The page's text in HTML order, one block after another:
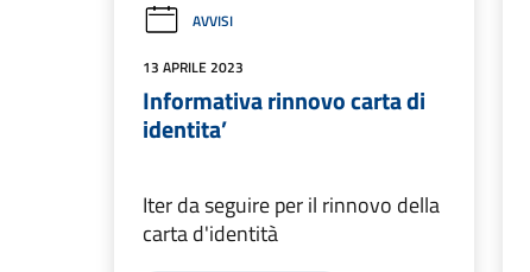
AVVISI
13 APRILE 2023
Informativa rinnovo carta di
identita’
Iter da seguire per il rinnovo della
carta d'identità